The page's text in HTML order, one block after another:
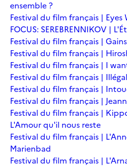
ensemble ?
Festival du film français | Eyes
FOCUS: SEREBRENNIKOV |
Festival du film français |
Festival du film français |
Festival du film français | I
Festival du film français | Illégal
Festival du film français |
Festival du film français |
Festival du film français |
L'Amour qu'il nous reste
Festival du film français |
Marienbad
Festival du film français |